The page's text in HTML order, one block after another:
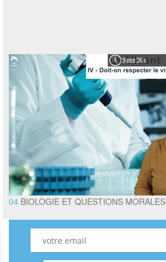
9 min 36 s
04 BIOLOGIE ET QUESTIONS MORALES